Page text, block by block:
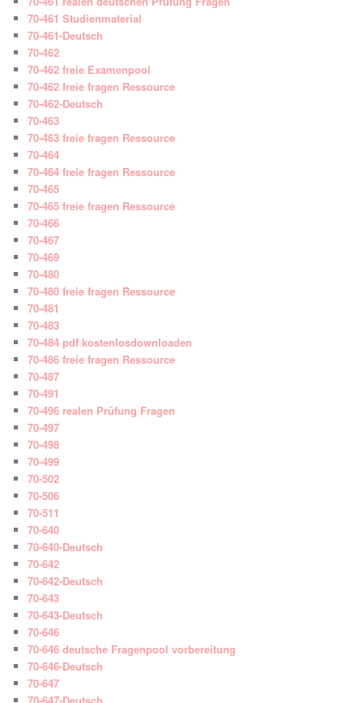
70-461 Studienmaterial
70-461-Deutsch
70-462
70-462 freie Examenpool
70-462 freie fragen Ressource
70-462-Deutsch
70-463
70-463 freie fragen Ressource
70-464
70-464 freie fragen Ressource
70-465
70-465 freie fragen Ressource
70-466
70-467
70-469
70-480
70-480 freie fragen Ressource
70-481
70-483
70-484 pdf kostenlosdownloaden
70-486 freie fragen Ressource
70-487
70-491
70-496 realen Prüfung Fragen
70-497
70-498
70-499
70-502
70-506
70-511
70-640
70-640-Deutsch
70-642
70-642-Deutsch
70-643
70-643-Deutsch
70-646
70-646 deutsche Fragenpool vorbereitung
70-646-Deutsch
70-647